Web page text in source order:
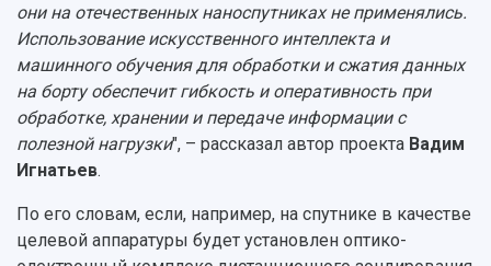
они на отечественных наноспутниках не применялись.
Использование искусственного интеллекта и
машинного обучения для обработки и сжатия данных
на борту обеспечит гибкость и оперативность при
обработке, хранении и передаче информации с
полезной нагрузки", – рассказал автор проекта Вадим
Игнатьев.
По его словам, если, например, на спутнике в качестве
целевой аппаратуры будет установлен оптико-